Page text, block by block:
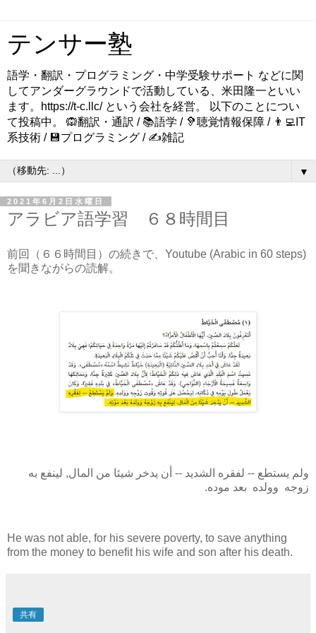
テンサー塾
語学・翻訳・プログラミング・中学受験サポート などに関
してアンダーグラウンドで活動している、米田隆一といい
ます。https://t-c.llc/ という会社を経営。 以下のことについ
て投稿中。 🙉翻訳・通訳 / 📚語学 / 🦻聴覚情報保障 / 👨‍💻IT
系技術 / 💾プログラミング / ✍️雑記
▼
2021年6月2日水曜日
アラビア語学習 ６８時間目
前回（６６時間目）の続きで、Youtube (Arabic in 60 steps)
を聞きながらの読解。
ولم يستطع -- لفقره الشديد -- أن يدخر شيئا من المال, لينفع به
زوجه وولده بعد موده.
He was not able, for his severe poverty, to save anything
from the money to benefit his wife and son after his death.
共有